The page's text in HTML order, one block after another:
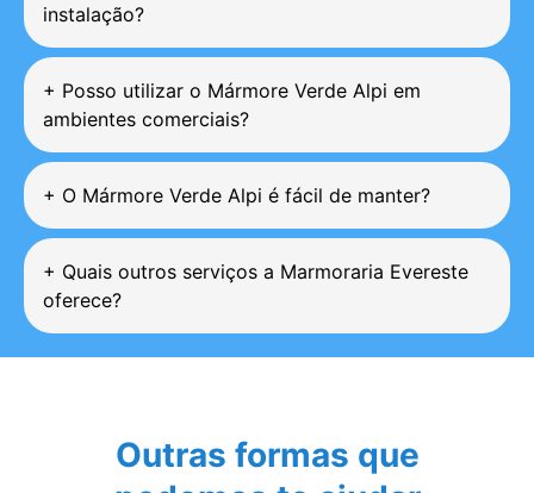
instalação?
+ Posso utilizar o Mármore Verde Alpi em
ambientes comerciais?
+ O Mármore Verde Alpi é fácil de manter?
+ Quais outros serviços a Marmoraria Evereste
oferece?
Outras formas que